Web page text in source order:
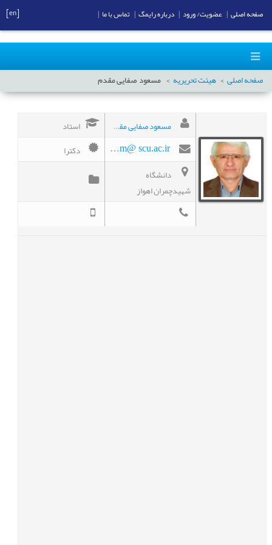
صفحه اصلی هیئت تحریریه مسعودصفایی مقدم
مسعود صفایی مقدم استاد
safaei_m@ scu.ac.ir
دکترا
دانشگاه
شهیدچمران اهواز
صفحه اصلی عضویت/ ورود درباره رایمگ تماس با ما